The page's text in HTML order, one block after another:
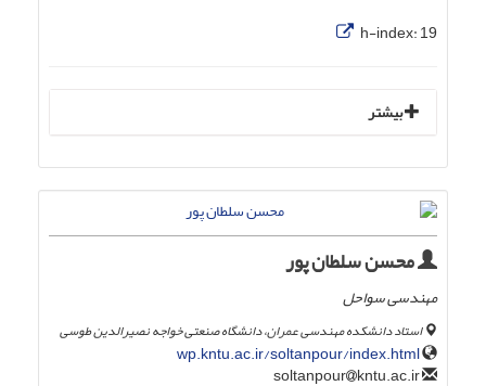
h-index:19
بیشتر
محسن سلطان پور
مهندسی سواحل
استاد دانشکده مهندسی عمران، دانشگاه صنعتی خواجه نصیرالدین طوسی
wp.kntu.ac.ir/soltanpour/index.html
kntu.ac.ir